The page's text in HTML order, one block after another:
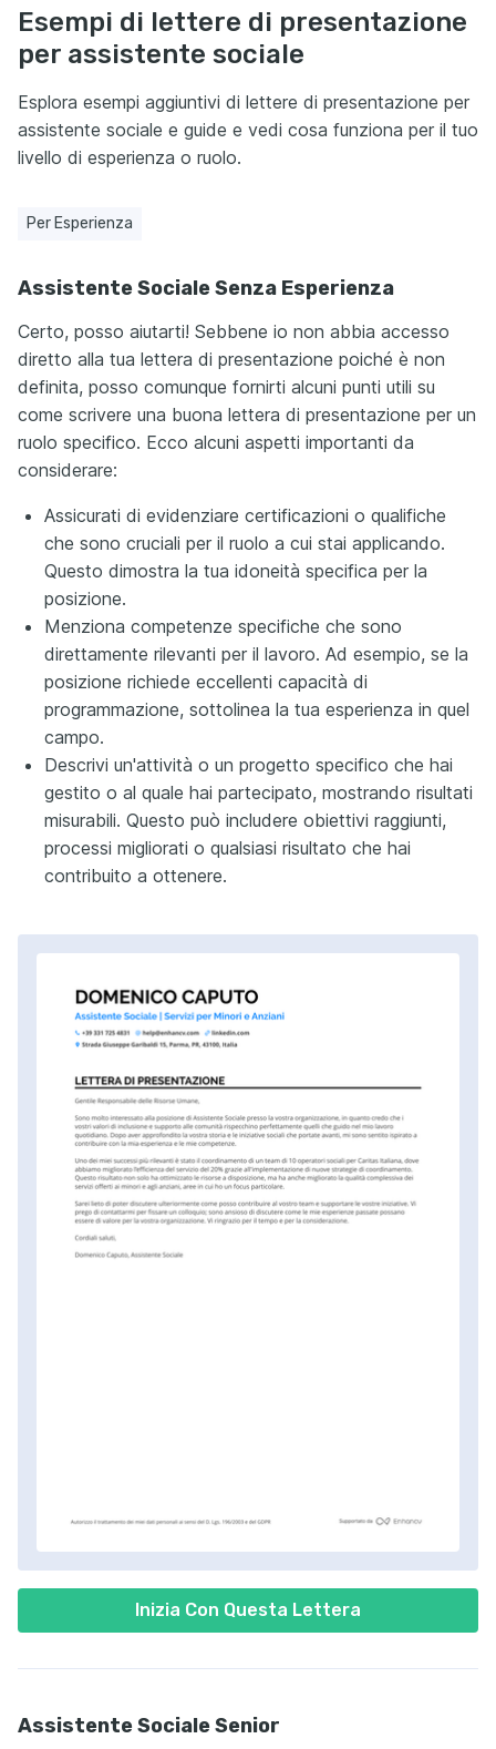
Esempi di lettere di presentazione
per assistente sociale
Esplora esempi aggiuntivi di lettere di presentazione per
assistente sociale e guide e vedi cosa funziona per il tuo
livello di esperienza o ruolo.
Per Esperienza
Inizia Con Questa Lettera
Assistente Sociale Senza Esperienza
Certo, posso aiutarti! Sebbene io non abbia accesso
diretto alla tua lettera di presentazione poiché è non
definita, posso comunque fornirti alcuni punti utili su
come scrivere una buona lettera di presentazione per un
ruolo specifico. Ecco alcuni aspetti importanti da
considerare:
Assicurati di evidenziare certificazioni o qualifiche
che sono cruciali per il ruolo a cui stai applicando.
Questo dimostra la tua idoneità specifica per la
posizione.
Menziona competenze specifiche che sono
direttamente rilevanti per il lavoro. Ad esempio, se la
posizione richiede eccellenti capacità di
programmazione, sottolinea la tua esperienza in quel
campo.
Descrivi un'attività o un progetto specifico che hai
gestito o al quale hai partecipato, mostrando risultati
misurabili. Questo può includere obiettivi raggiunti,
processi migliorati o qualsiasi risultato che hai
contribuito a ottenere.
Assistente Sociale Senior